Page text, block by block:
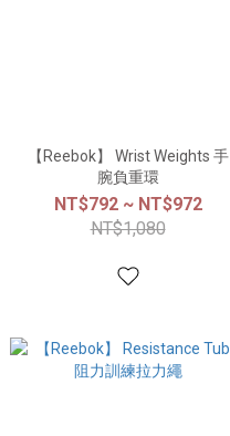
【Reebok】 Wrist Weights 手
腕負重環
NT$792 ~ NT$972
NT$1,080